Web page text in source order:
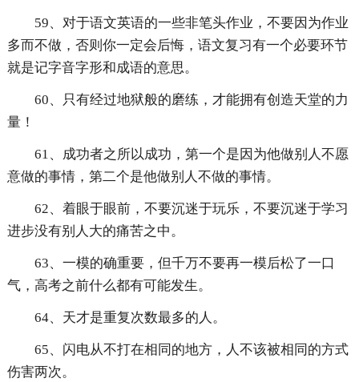
59、对于语文英语的一些非笔头作业，不要因为作业
多而不做，否则你一定会后悔，语文复习有一个必要环节
就是记字音字形和成语的意思。
60、只有经过地狱般的磨练，才能拥有创造天堂的力
量！
61、成功者之所以成功，第一个是因为他做别人不愿
意做的事情，第二个是他做别人不做的事情。
62、着眼于眼前，不要沉迷于玩乐，不要沉迷于学习
进步没有别人大的痛苦之中。
63、一模的确重要，但千万不要再一模后松了一口
气，高考之前什么都有可能发生。
64、天才是重复次数最多的人。
65、闪电从不打在相同的地方，人不该被相同的方式
伤害两次。